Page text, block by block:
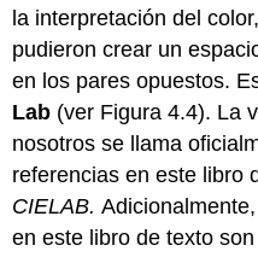
la interpretación del
pudieron crear un
en los pares opuestos.
Lab (ver Figura 4.4). La
nosotros se llama
referencias en este libro
CIELAB.
en este libro de texto